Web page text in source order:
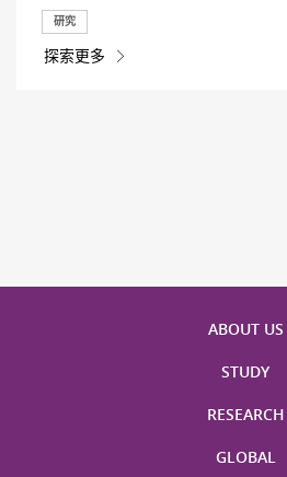
研究
探索更多
ABOUT US
STUDY
RESEARCH
GLOBAL